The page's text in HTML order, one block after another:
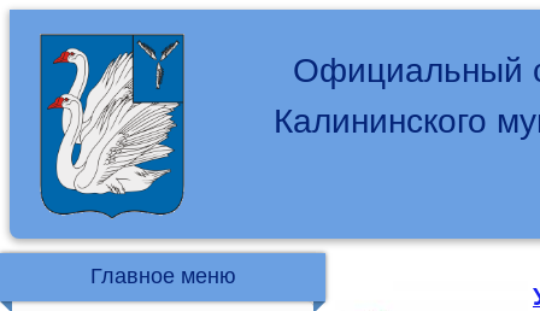
Официальный
Калининского
Главное меню